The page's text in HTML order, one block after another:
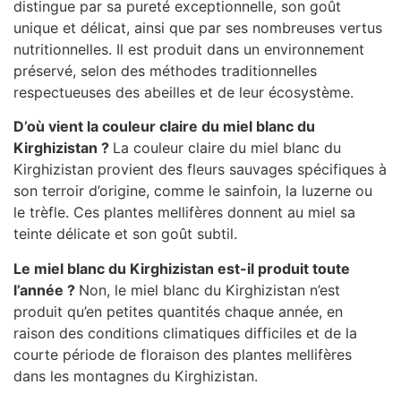
distingue par sa pureté exceptionnelle, son goût
unique et délicat, ainsi que par ses nombreuses vertus
nutritionnelles. Il est produit dans un environnement
préservé, selon des méthodes traditionnelles
respectueuses des abeilles et de leur écosystème.
D’où vient la couleur claire du miel blanc du
Kirghizistan ? La couleur claire du miel blanc du
Kirghizistan provient des fleurs sauvages spécifiques à
son terroir d’origine, comme le sainfoin, la luzerne ou
le trèfle. Ces plantes mellifères donnent au miel sa
teinte délicate et son goût subtil.
Le miel blanc du Kirghizistan est-il produit toute
l’année ? Non, le miel blanc du Kirghizistan n’est
produit qu’en petites quantités chaque année, en
raison des conditions climatiques difficiles et de la
courte période de floraison des plantes mellifères
dans les montagnes du Kirghizistan.